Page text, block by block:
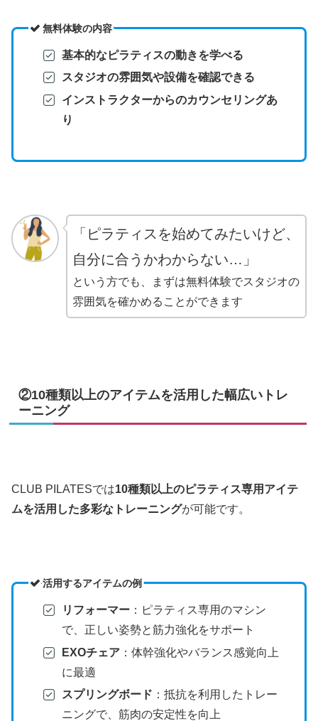
無料体験の内容
基本的なピラティスの動きを学べる
スタジオの雰囲気や設備を確認できる
インストラクターからのカウンセリングあ
り
「ピラティスを始めてみたいけど、
自分に合うかわからない…」
という方でも、まずは無料体験でスタジオの
雰囲気を確かめることができます
②10種類以上のアイテムを活用した幅広いトレ
ーニング
CLUB PILATESでは10種類以上のピラティス専用アイテ
ムを活用した多彩なトレーニングが可能です。
活用するアイテムの例
リフォーマー：ピラティス専用のマシン
で、正しい姿勢と筋力強化をサポート
EXOチェア：体幹強化やバランス感覚向上
に最適
スプリングボード ：抵抗を利用したトレー
ニングで、筋肉の安定性を向上